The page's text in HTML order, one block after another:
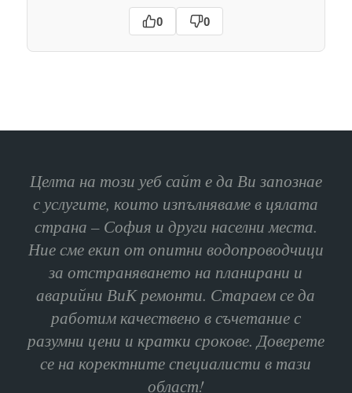
0 0
Целта на този уеб сайт е да Ви запознае
с услугите, които изпълняваме в цялата
страна – София и други населни места.
Ние сме екип от опитни водопроводчици
за отстраняването на планирани и
аварийни ВиК ремонти. Стараем се да
работим качествено в съчетание с
разумни цени и кратки срокове. Доверете
се на коректните специалисти в тази
област!